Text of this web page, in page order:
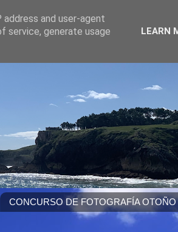
CONCURSO DE FOTOGRAFÍA OTOÑO
and user-agent
service, generate usage
LEARN